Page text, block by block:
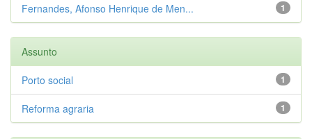
1
Fernandes, Afonso Henrique de Men...
Assunto
1
Porto social
1
Reforma agraria